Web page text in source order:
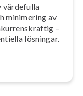
värdefulla
minimering av
–
lösningar.